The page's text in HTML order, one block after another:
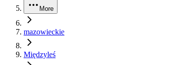
More
mazowieckie
Międzyleś